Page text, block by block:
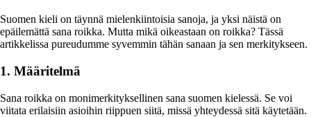
Suomen kieli on täynnä mielenkiintoisia sanoja, ja yksi näistä on
epäilemättä sana roikka. Mutta mikä oikeastaan on roikka? Tässä
artikkelissa pureudumme syvemmin tähän sanaan ja sen merkitykseen.
1. Määritelmä
Sana roikka on monimerkityksellinen sana suomen kielessä. Se voi
viitata erilaisiin asioihin riippuen siitä, missä yhteydessä sitä käytetään.